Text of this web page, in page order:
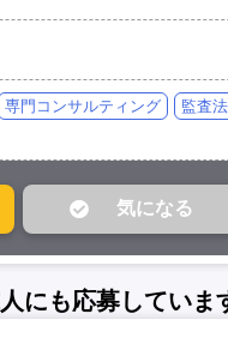
専門コンサルティング
監査
にも応募していま